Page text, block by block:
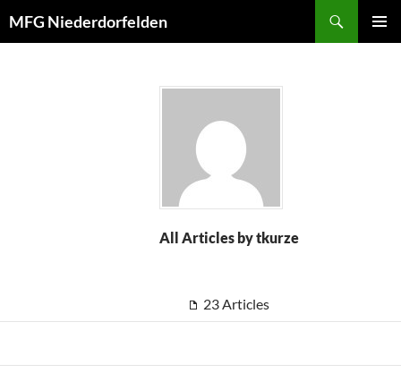
MFG Niederdorfelden
All Articles by tkurze
23 Articles